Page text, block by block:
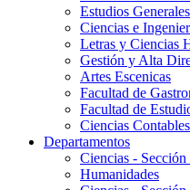
Estudios
Ciencias e
Letras y Ciencias
Gestión y Alta
Artes Escenicas
Facultad de
Facultad de
Ciencias Contables
Departamentos
Ciencias - Sección
Humanidades